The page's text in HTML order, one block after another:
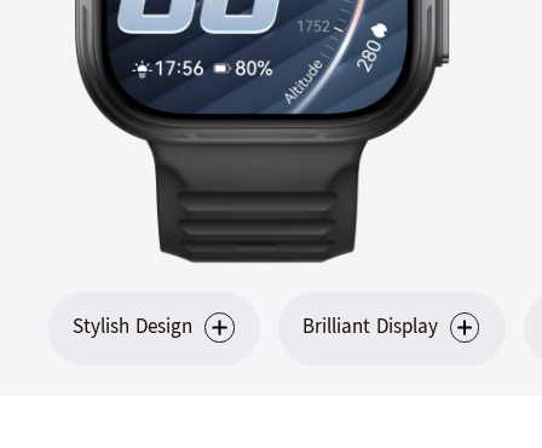
Stylish Design
အမဲရောင်: Brilliant Display